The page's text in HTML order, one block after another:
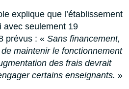
explique que l’établissement
avec seulement 19
prévus : « Sans financement,
maintenir le fonctionnement
des frais devrait
certains enseignants. »